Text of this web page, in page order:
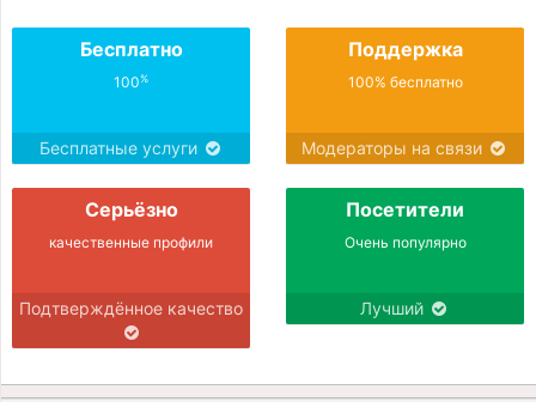
Бесплатно
100%
Бесплатные услуги
Поддержка
100% бесплатно
Модераторы на связи
Серьёзно
качественные профили
Подтверждённое качество
Посетители
Очень популярно
Лучший